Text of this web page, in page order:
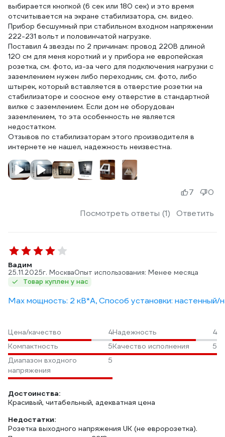
выбирается кнопкой (6 сек или 180 сек) и это время
отсчитывается на экране стабилизатора, см. видео.
Прибор бесшумный при стабильном входном напряжении
222-231 вольт и половинчатой нагрузке.
Поставил 4 звезды по 2 причинам: провод 220В длиной
120 см для меня короткий и у прибора не европейская
розетка, см. фото, из-за чего для подключения нагрузки с
заземлением нужен либо переходник, см. фото, либо
штырек, который вставляется в отверстие розетки на
стабилизаторе и соосное ему отверстие в стандартной
вилке с заземлением. Если дом не оборудован
заземлением, то эта особенность не является
недостатком.
Отзывов по стабилизаторам этого производителя в
интернете не нашел, надежность неизвестна.
Посмотреть ответы (1) Ответить
7 0
Вадим
25.11.2025г. МоскваОпыт использования: Менее месяца
Товар куплен у нас
Max мощность: 2 кВ*А, Способ установки: настенный/
Цена/качество 4Надежность
4
Компактность
5Качество исполнения
5
Диапазон входного
напряжения
5
Достоинства:
Красивый, читабельный, адекватная цена
Недостатки:
Розетка выходного напряжения UK (не евророзетка).